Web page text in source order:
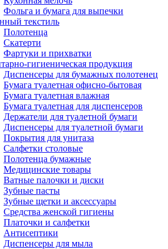
Фольга и бумага для выпечки
текстиль
Полотенца
Скатерти
Фартуки и прихватки
гигиеническая продукция
Диспенсеры для бумажных полотенец
Бумага туалетная офисно-бытовая
Бумага туалетная влажная
Бумага туалетная для диспенсеров
Держатели для туалетной бумаги
Диспенсеры для туалетной бумаги
Покрытия для унитаза
Салфетки столовые
Полотенца бумажные
Медицинские товары
Ватные палочки и диски
Зубные пасты
Зубные щетки и аксессуары
Средства женской гигиены
Платочки и салфетки
Антисептики
Диспенсеры для мыла